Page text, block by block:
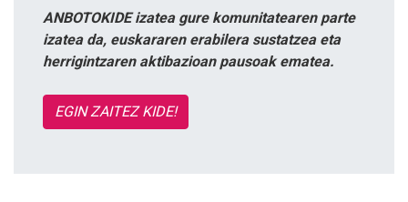
ANBOTOKIDE izatea gure komunitatearen parte
izatea da, euskararen erabilera sustatzea eta
herrigintzaren aktibazioan pausoak ematea.
EGIN ZAITEZ KIDE!